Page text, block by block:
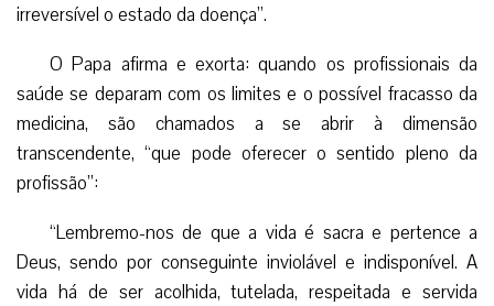
irreversível o estado da doença”.
O Papa afirma e exorta: quando os profissionais da
saúde se deparam com os limites e o possível fracasso da
medicina, são chamados a se abrir à dimensão
transcendente, “que pode oferecer o sentido pleno da
profissão”:
“Lembremo-nos de que a vida é sacra e pertence a
Deus, sendo por conseguinte inviolável e indisponível. A
vida há de ser acolhida, tutelada, respeitada e servida